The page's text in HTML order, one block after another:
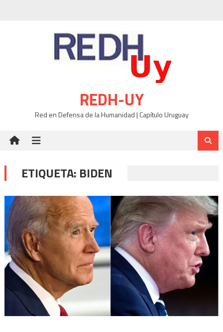
REDH-UY
Red en Defensa de la Humanidad | Capítulo Uruguay
ETIQUETA: BIDEN